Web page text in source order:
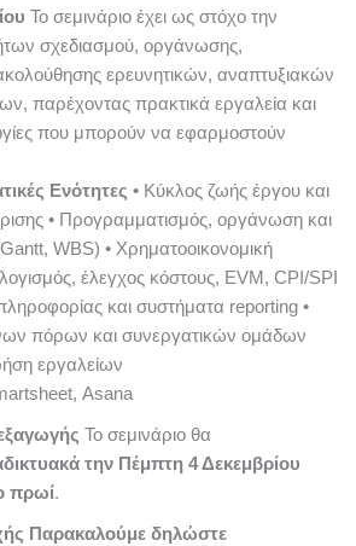
Το σεμινάριο έχει ως στόχο την
σχεδιασμού, οργάνωσης,
ερευνητικών, αναπτυξιακών
παρέχοντας πρακτικά εργαλεία και
που μπορούν να εφαρμοστούν
Ενότητες • Κύκλος ζωής έργου και
• Προγραμματισμός, οργάνωση και
WBS) • Χρηματοοικονομική
έλεγχος κόστους, EVM, CPI/SPI
και συστήματα reporting •
πόρων και συνεργατικών ομάδων
εργαλείων
Asana
Το σεμινάριο θα
την Πέμπτη 4 Δεκεμβρίου
πρωί.
Παρακαλούμε δηλώστε